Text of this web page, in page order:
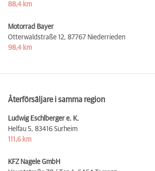
88,4 km
Motorrad Bayer
Otterwaldstraße 12, 87767 Niederrieden
98,4 km
Återförsäljare i samma region
Ludwig Eschlberger e. K.
Helfau 5, 83416 Surheim
111,6 km
KFZ Nagele GmbH